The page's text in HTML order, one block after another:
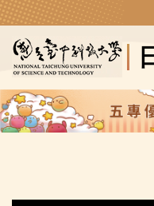
跳
主
要
內
容
區